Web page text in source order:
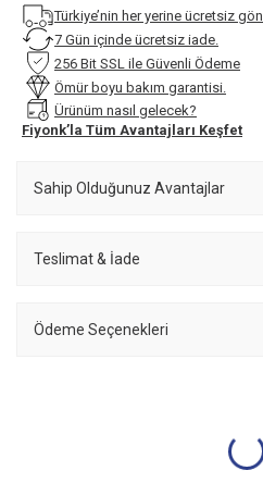
Türkiye’nin her yerine ücretsiz
7 Gün içinde ücretsiz iade.
256 Bit SSL ile Güvenli Ödeme
Ömür boyu bakım garantisi.
Ürünüm nasıl gelecek?
Fiyonk’la Tüm Avantajları Keşfet
Sahip Olduğunuz Avantajlar
Teslimat & İade
Ödeme Seçenekleri